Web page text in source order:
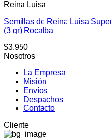
Reina Luisa
Semillas de Reina Luisa
(3 gr) Rocalba
$3.950
Nosotros
La Empresa
Misión
Envíos
Despachos
Contacto
Cliente